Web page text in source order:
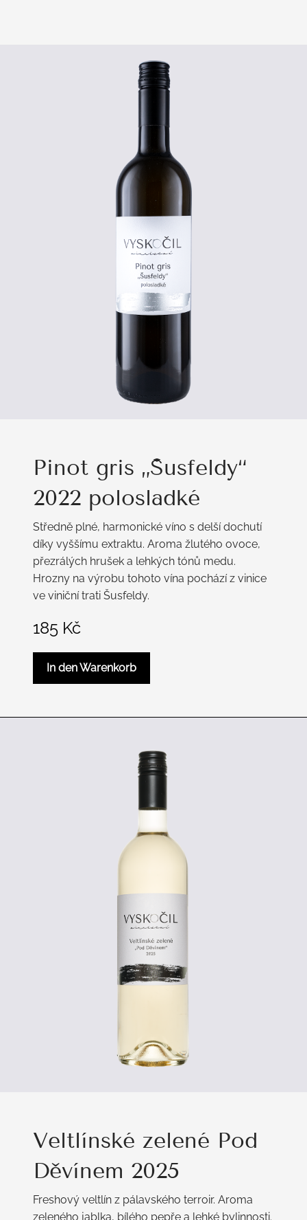
Pinot gris „Šusfeldy“
2022 polosladké
Středně plné, harmonické víno s delší dochutí
díky vyššímu extraktu. Aroma žlutého ovoce,
přezrálých hrušek a lehkých tónů medu.
Hrozny na výrobu tohoto vína pochází z vinice
ve viniční trati Šusfeldy.
185 Kč
In den Warenkorb
Veltlínské zelené Pod
Děvínem 2025
Freshový veltlín z pálavského terroir. Aroma
zeleného jablka, bílého pepře a lehké bylinnosti.